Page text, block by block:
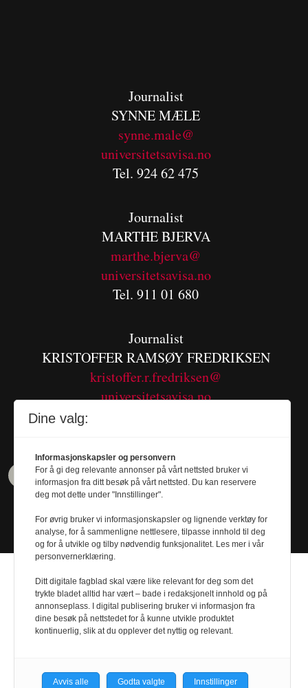
Journalist
SYNNE MÆLE
synne.male@
universitetsavisa.no
Tel. 924 62 475
Journalist
MARTHE BJERVA
marthe.bjerva@
universitetsavisa.no
Tel. 911 01 680
Journalist
KRISTOFFER RAMSØY FREDRIKSEN
kristoffer.r.fredriksen@
universitetsavisa.no
Design byNordström Design- Powered by
Dine valg:
Informasjonskapsler og personvern
For å gi deg relevante annonser på vårt nettsted bruker vi
informasjon fra ditt besøk på vårt nettsted. Du kan reservere
deg mot dette under "Innstillinger".
For øvrig bruker vi informasjonskapsler og lignende verktøy for
analyse, for å sammenligne nettlesere, tilpasse innhold til deg
og for å utvikle og tilby nødvendig funksjonalitet. Les mer i vår
personvernerklæring.
Ditt digitale fagblad skal være like relevant for deg som det
trykte bladet alltid har vært – bade i redaksjonelt innhold og på
annonseplass. I digital publisering bruker vi informasjon fra
dine besøk på nettstedet for å kunne utvikle produktet
kontinuerlig, slik at du opplever det nyttig og relevant.
Avvis alle Godta valgte Innstillinger